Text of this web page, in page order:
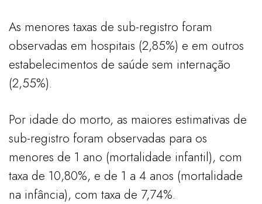
As menores taxas de sub-registro foram
observadas em hospitais (2,85%) e em outros
estabelecimentos de saúde sem internação
(2,55%).
Por idade do morto, as maiores estimativas de
sub-registro foram observadas para os
menores de 1 ano (mortalidade infantil), com
taxa de 10,80%, e de 1 a 4 anos (mortalidade
na infância), com taxa de 7,74%.